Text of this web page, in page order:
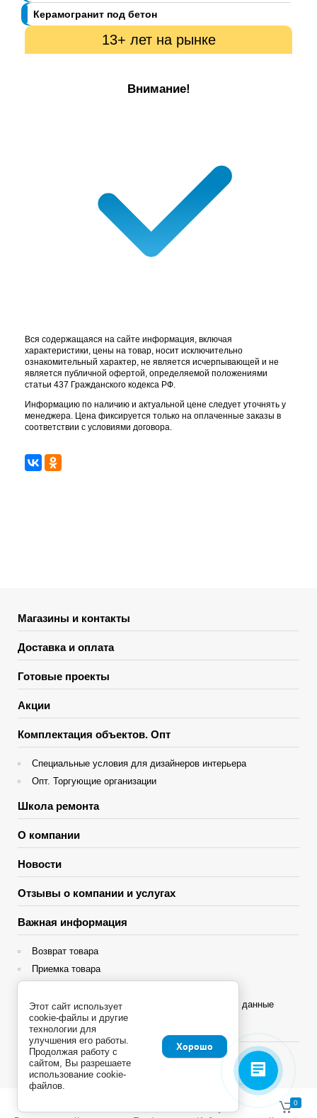
Керамогранит под бетон
13+ лет на рынке
Внимание!
Вся содержащаяся на сайте информация, включая
характеристики, цены на товар, носит исключительно
ознакомительный характер, не является исчерпывающей и не
является публичной офертой, определяемой положениями
статьи 437 Гражданского кодекса РФ.
Информацию по наличию и актуальной цене следует уточнять у
менеджера. Цена фиксируется только на оплаченные заказы в
соответствии с условиями договора.
Магазины и контакты
Доставка и оплата
Готовые проекты
Акции
Комплектация объектов. Опт
Специальные условия для дизайнеров интерьера
Опт. Торгующие организации
Школа ремонта
О компании
Новости
Отзывы о компании и услугах
Важная информация
Возврат товара
Приемка товара
Политика конфиденциальности и персональные данные
Яндекс Сплит
0
Этот сайт использует
cookie-файлы и другие
технологии для
улучшения его работы.
Продолжая работу с
сайтом, Вы разрешаете
использование cookie-
файлов.
Хорошо